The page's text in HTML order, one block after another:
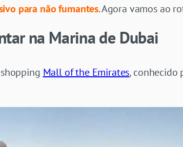
para não fumantes. Agora vamos ao
na Marina de Dubai
Mall of the Emirates, conhecido